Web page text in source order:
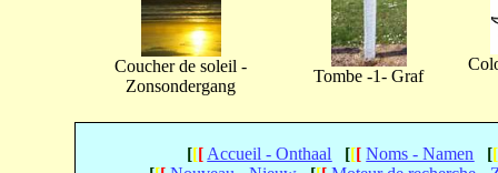
Coucher de soleil -
Zonsondergang
Tombe -1- Graf
[[[ Accueil - Onthaal [[[ Noms - Namen [[